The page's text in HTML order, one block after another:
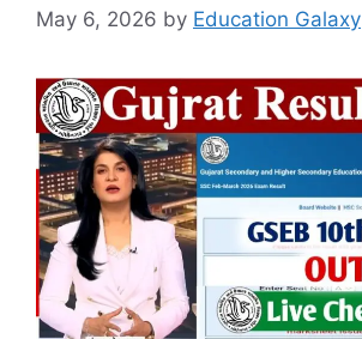
May 6, 2026 by Education Galaxy